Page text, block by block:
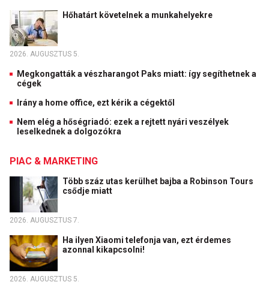
Hőhatárt követelnek a munkahelyekre
2026. AUGUSZTUS 5.
Megkongatták a vészharangot Paks miatt: így segíthetnek a
cégek
Irány a home office, ezt kérik a cégektől
Nem elég a hőségriadó: ezek a rejtett nyári veszélyek
leselkednek a dolgozókra
PIAC & MARKETING
Több száz utas kerülhet bajba a Robinson Tours
csődje miatt
2026. AUGUSZTUS 7.
Ha ilyen Xiaomi telefonja van, ezt érdemes
azonnal kikapcsolni!
2026. AUGUSZTUS 5.